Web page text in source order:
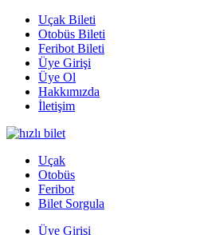
Uçak Bileti
Otobüs Bileti
Feribot Bileti
Üye Girişi
Üye Ol
Hakkımızda
İletişim
Uçak
Otobüs
Feribot
Bilet Sorgula
Üye Girişi